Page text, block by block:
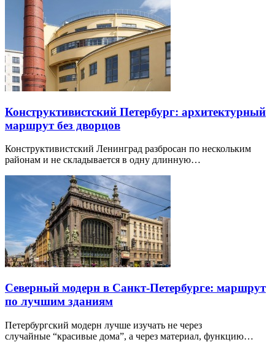
Конструктивистский Петербург: архитектурный
маршрут без дворцов
Конструктивистский Ленинград разбросан по нескольким
районам и не складывается в одну длинную…
Северный модерн в Санкт-Петербурге: маршрут
по лучшим зданиям
Петербургский модерн лучше изучать не через
случайные “красивые дома”, а через материал, функцию…